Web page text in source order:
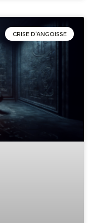
CRISE D'ANGOISSE